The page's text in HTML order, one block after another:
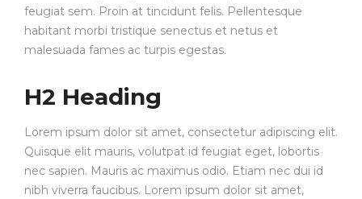
feugiat sem. Proin at tincidunt felis. Pellentesque
habitant morbi tristique senectus et netus et
malesuada fames ac turpis egestas.
H2 Heading
Lorem ipsum dolor sit amet, consectetur adipiscing elit.
Quisque elit mauris, volutpat id feugiat eget, lobortis
nec sapien. Mauris ac maximus odio. Etiam nec dui id
nibh viverra faucibus. Lorem ipsum dolor sit amet,